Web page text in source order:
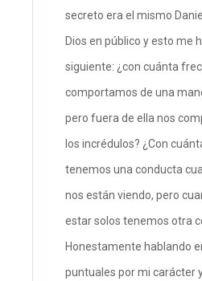
secreto era el mismo
Dios en público y esto me
siguiente: ¿con cuánta
comportamos de una
pero fuera de ella nos
los incrédulos? ¿Con
tenemos una conducta
nos están viendo, pero
estar solos tenemos otra
Honestamente hablando
puntuales por mi carácter